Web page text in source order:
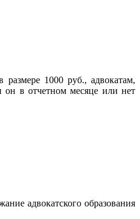
1000 руб., адвокатам,
он в отчетном месяце или нет
адвокатского образования